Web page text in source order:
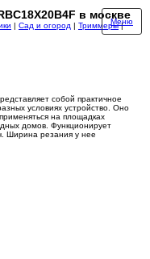
в москве
Меню
| Сад и огород | Триммеры|
собой практичное
условиях устройство. Оно
на площадках
домов. Функционирует
Ширина резания у нее